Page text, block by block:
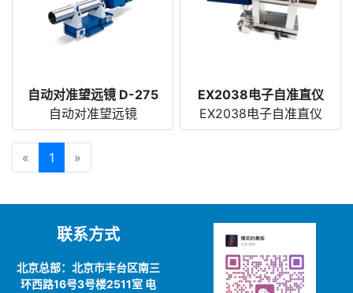
自动对准望远镜 D-275
自动对准望远镜
EX2038电子自准直仪
EX2038电子自准直仪
« 1 »
联系方式
北京总部：北京市丰台区南三
环西路16号3号楼2511室 电